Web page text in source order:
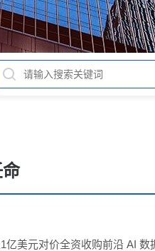
美元对价全资收购前沿 AI 数